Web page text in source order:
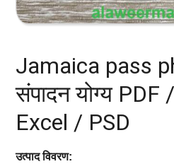
Jamaica pass
संपादन योग्य
Excel / PSD
उत्पाद विवरण: